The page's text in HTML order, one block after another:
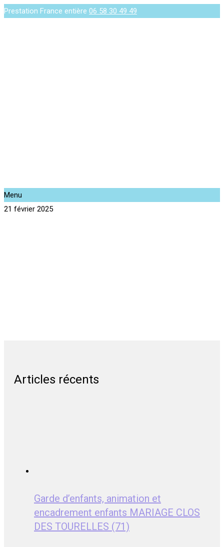
Prestation France entière 06 58 30 49 49
Menu
21 février 2025
Articles récents
Garde d’enfants, animation et
encadrement enfants MARIAGE CLOS
DES TOURELLES (71)